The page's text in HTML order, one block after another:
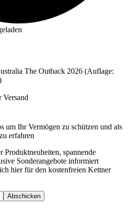
The Outback 2026 (Auflage:
Versand
um Ihr Vermögen zu schützen und als
erfahren
Produktneuheiten, spannende
Sonderangebote informiert
hier für den kostenfreien Kettner
Abschicken